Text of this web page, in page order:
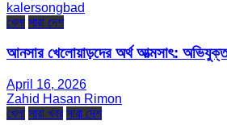
kalersongbad
খেলা সারা দেশ
আনসার খেলোয়াড়দের অর্থ আত্মসাৎ: অভিযুক্ত
April 16, 2026
Zahid Hasan Rimon
খেলা সারা খবর সারা দেশ